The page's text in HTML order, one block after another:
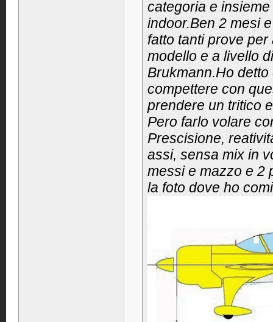
categoria e
indoor.Ben 2 mesi
fatto tanti prove
modello e a livello
Brukmann.Ho
compettere con
prendere un tritico
Pero farlo volare
Prescisione,
assi, sensa mix in
messi e mazzo e 2
la foto dove ho